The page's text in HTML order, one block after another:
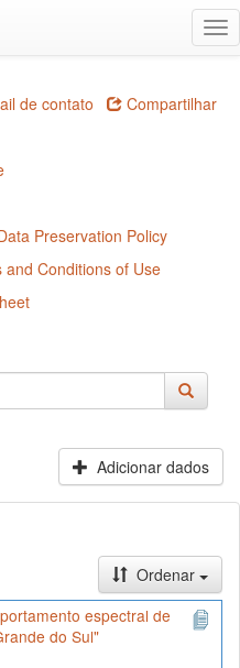
de contato Compartilhar
Preservation Policy
Conditions of Use
Adicionar dados
Ordenar
espectral de
do Sul"